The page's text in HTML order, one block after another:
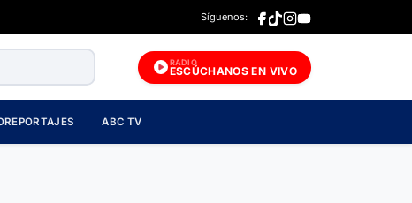
Síguenos:
RADIO
ESCÚCHANOS EN VIVO
ABC TV